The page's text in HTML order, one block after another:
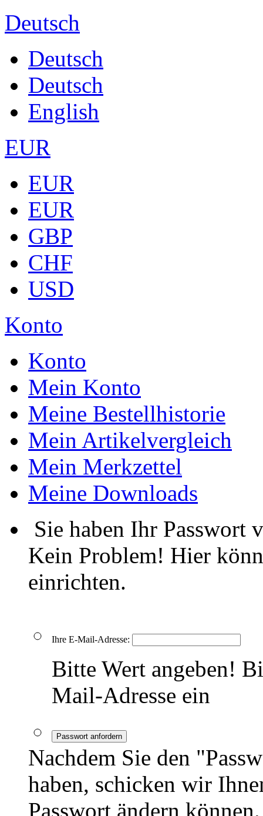
Deutsch
Deutsch
Deutsch
English
EUR
EUR
EUR
GBP
CHF
USD
Konto
Konto
Mein Konto
Meine Bestellhistorie
Mein Artikelvergleich
Mein Merkzettel
Meine Downloads
Sie haben Ihr Passwort
Kein Problem! Hier
einrichten.
Ihre E-Mail-Adresse:
Bitte Wert angeben!
Mail-Adresse ein
Passwort anfordern
Nachdem Sie den
haben, schicken wir
Passwort ändern können.